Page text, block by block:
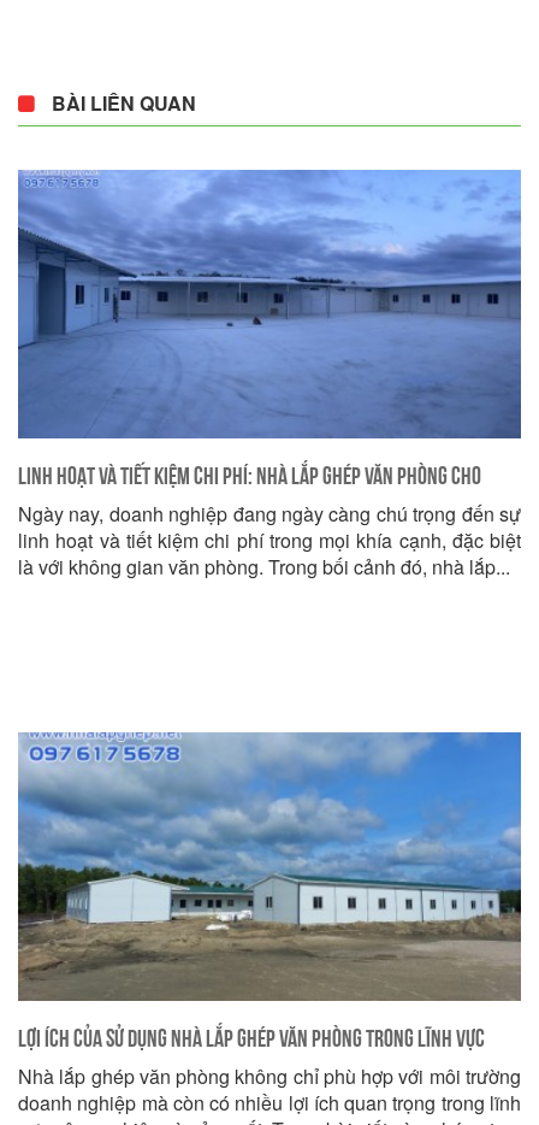
BÀI LIÊN QUAN
Linh Hoạt và Tiết Kiệm Chi Phí: Nhà Lắp Ghép Văn Phòng Cho
Doanh Nghiệp Bạn
Ngày nay, doanh nghiệp đang ngày càng chú trọng đến sự
linh hoạt và tiết kiệm chi phí trong mọi khía cạnh, đặc biệt
là với không gian văn phòng. Trong bối cảnh đó, nhà lắp...
Lợi ích của Sử dụng Nhà Lắp Ghép Văn Phòng trong Lĩnh vực
Công nghiệp và Sản xuất
Nhà lắp ghép văn phòng không chỉ phù hợp với môi trường
doanh nghiệp mà còn có nhiều lợi ích quan trọng trong lĩnh